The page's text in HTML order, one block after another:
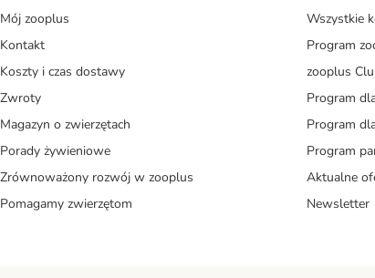
Mój zooplus
Kontakt
Koszty i czas dostawy
Zwroty
Magazyn o zwierzętach
Porady żywieniowe
Zrównoważony rozwój w zooplus
Pomagamy zwierzętom
Wszystkie
Program
zooplus
Program
Program
Program
Aktualne
Newsletter